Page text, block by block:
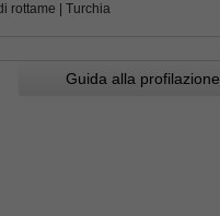
rottame | Turchia
Guida alla profilazione